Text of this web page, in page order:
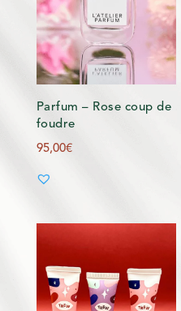
Parfum – Rose coup de
foudre
95,00€